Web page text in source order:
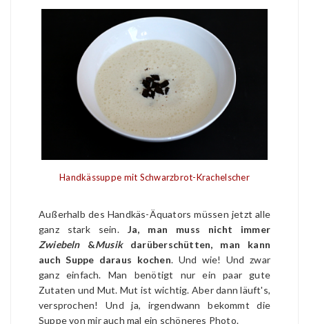
Handkässuppe mit Schwarzbrot-Krachelscher
Außerhalb des Handkäs-Äquators müssen jetzt alle
ganz stark sein. Ja, man muss nicht immer
Zwiebeln&Musikdarüberschütten, man kann
auch Suppe daraus kochen. Und wie! Und zwar
ganz einfach. Man benötigt nur ein paar gute
Zutaten und Mut. Mut ist wichtig. Aber dann läuft's,
versprochen! Und ja, irgendwann bekommt die
Suppe von mir auch mal ein schöneres Photo.